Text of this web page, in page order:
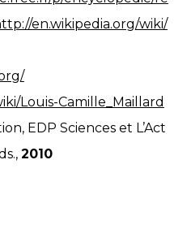
en.wikipedia.org/wiki/
Louis-Camille_Maillard
EDP Sciences et L’Act
2010